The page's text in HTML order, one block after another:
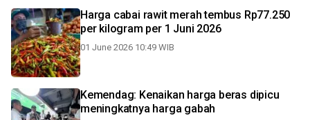
Harga cabai rawit merah tembus Rp77.250
per kilogram per 1 Juni 2026
01 June 2026 10:49 WIB
Kemendag: Kenaikan harga beras dipicu
meningkatnya harga gabah